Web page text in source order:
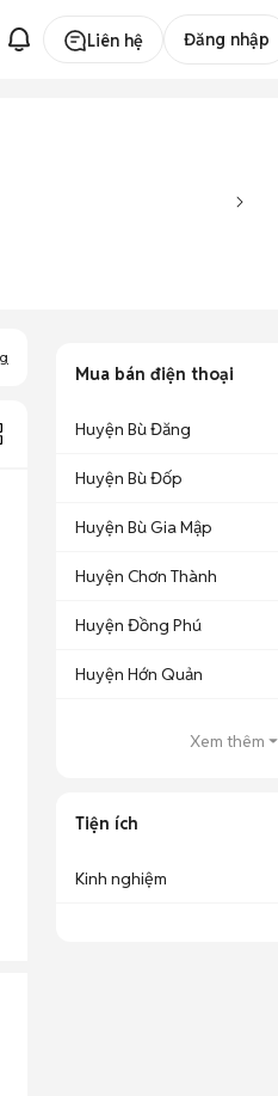
Liên hệ Đăng nhập
Mua bán điện thoại
Huyện Bù Đăng
Huyện Bù Đốp
Huyện Bù Gia Mập
Huyện Chơn Thành
Huyện Đồng Phú
Huyện Hớn Quản
Xem thêm
Tiện ích
Kinh nghiệm